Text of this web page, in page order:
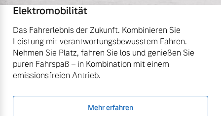
Elektromobilität
Das Fahrerlebnis der Zukunft. Kombinieren Sie
Leistung mit verantwortungsbewusstem Fahren.
Nehmen Sie Platz, fahren Sie los und genießen Sie
puren Fahrspaß – in Kombination mit einem
emissionsfreien Antrieb.
Mehr erfahren